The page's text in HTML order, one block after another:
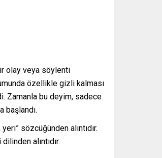
olay veya söylenti
özellikle gizli kalması
Zamanla bu deyim, sadece
başlandı.
sözcüğünden alıntıdır.
alıntıdır.